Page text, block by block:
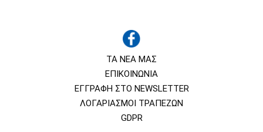
ΤΑ ΝΕΑ ΜΑΣ
ΕΠΙΚΟΙΝΩΝΙΑ
ΕΓΓΡΑΦΗ ΣΤΟ NEWSLETTER
ΛΟΓΑΡΙΑΣΜΟΙ ΤΡΑΠΕΖΩΝ
GDPR